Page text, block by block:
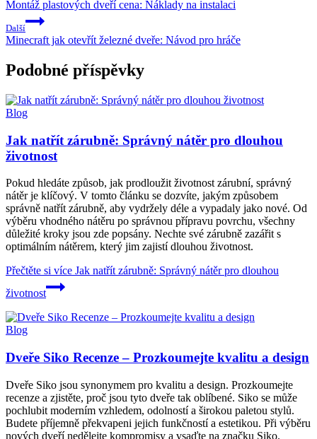
Montáž plastových dveří cena: Náklady na instalaci
Další
Minecraft jak otevřít železné dveře: Návod pro hráče
Podobné příspěvky
Blog
Jak natřít zárubně: Správný nátěr pro dlouhou
životnost
Pokud hledáte způsob, jak prodloužit životnost zárubní, správný
nátěr je klíčový. V tomto článku se dozvíte, jakým způsobem
správně natřít zárubně, aby vydržely déle a vypadaly jako nové. Od
výběru vhodného nátěru po správnou přípravu povrchu, všechny
důležité kroky jsou zde popsány. Nechte své zárubně zazářit s
optimálním nátěrem, který jim zajistí dlouhou životnost.
Přečtěte si více Jak natřít zárubně: Správný nátěr pro dlouhou
životnost
Blog
Dveře Siko Recenze – Prozkoumejte kvalitu a design
Dveře Siko jsou synonymem pro kvalitu a design. Prozkoumejte
recenze a zjistěte, proč jsou tyto dveře tak oblíbené. Siko se může
pochlubit moderním vzhledem, odolností a širokou paletou stylů.
Budete příjemně překvapeni jejich funkčností a estetikou. Při výběru
nových dveří nedělejte kompromisy a vsaďte na značku Siko.